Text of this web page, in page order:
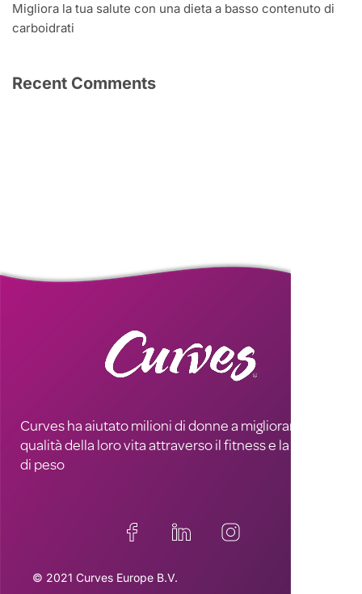
Migliora la tua salute con una dieta a basso contenuto di
carboidrati
Recent Comments
Curves ha aiutato milioni di donne a migliorare la
qualità della loro vita attraverso il fitness e la perdita
di peso
© 2021 Curves Europe B.V.